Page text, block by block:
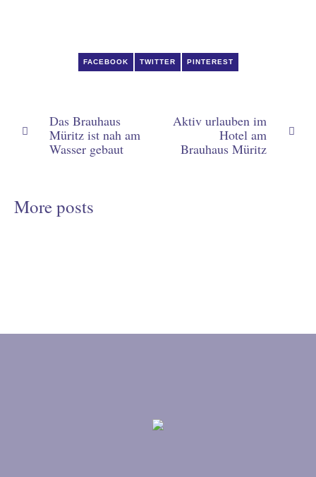
FACEBOOK TWITTER PINTEREST
Das Brauhaus
Müritz ist nah am
Wasser gebaut
Aktiv urlauben im
Hotel am
Brauhaus Müritz
More posts